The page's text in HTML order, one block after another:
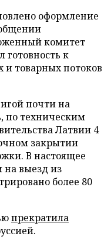
оформление
комитет
готовность к
и товарных потоков
почти на
по техническим
Латвии 4
закрытии
В настоящее
на выезд из
более 80
прекратила